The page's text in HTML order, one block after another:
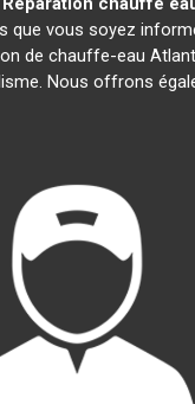
vous soyez
de chauffe-eau
Nous offrons